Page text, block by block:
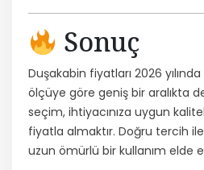
Sonuç
Duşakabin fiyatları 2026
ölçüye göre geniş bir aralıkta
seçim, ihtiyacınıza uygun
fiyatla almaktır. Doğru tercih
uzun ömürlü bir kullanım elde